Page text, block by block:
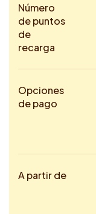
Número
de puntos
de
recarga
Opciones
de pago
A partir de